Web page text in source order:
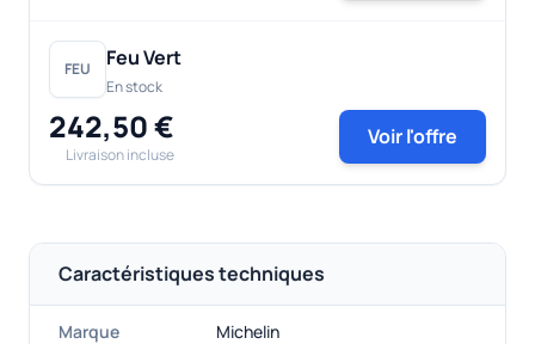
FEU Feu Vert
En stock
242,50 €
Livraison incluse
Voir l'offre
Caractéristiques techniques
Marque Michelin